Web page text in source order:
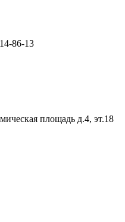
86-13
площадь д.4, эт.18